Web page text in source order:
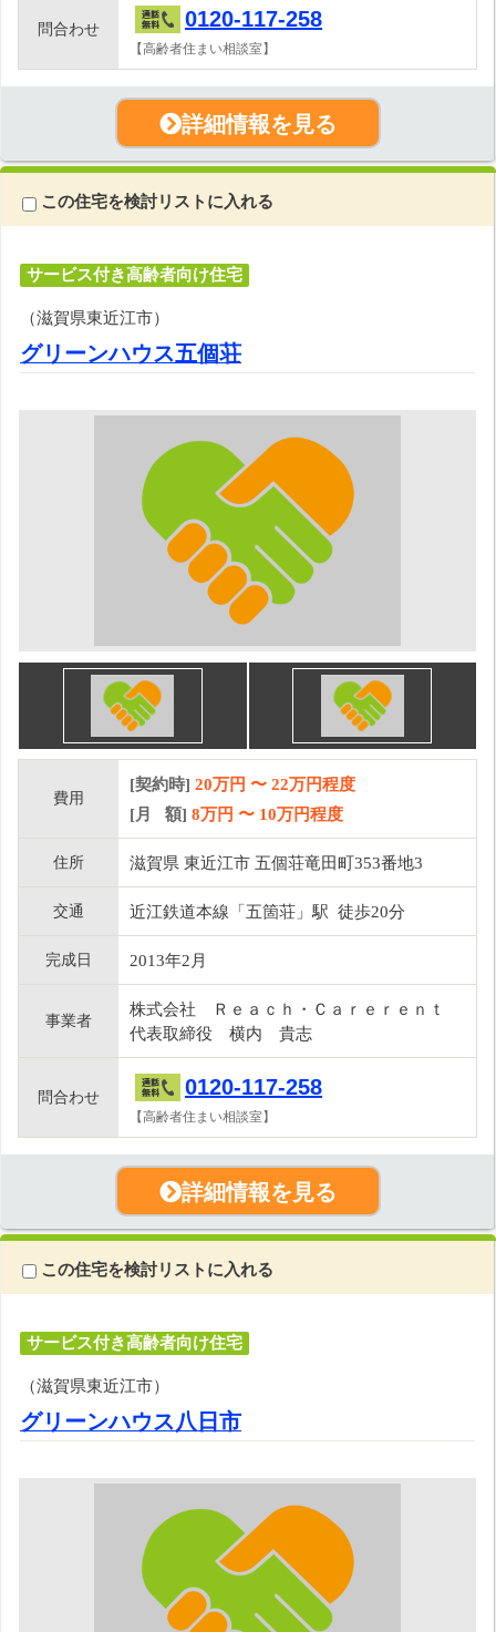
問合わせ 0120-117-258
【高齢者住まい相談室】
詳細情報を見る
この住宅を検討リストに入れる
サービス付き高齢者向け住宅
（滋賀県東近江市）
グリーンハウス五個荘
費用
[契約時] 20万円 〜 22万円程度
[月 額] 8万円 〜 10万円程度
住所 滋賀県 東近江市 五個荘竜田町353番地3
交通 近江鉄道本線「五箇荘」駅 徒歩20分
完成日 2013年2月
事業者
株式会社 Ｒｅａｃｈ・Ｃａｒｅｒｅｎｔ
代表取締役 横内 貴志
問合わせ 0120-117-258
【高齢者住まい相談室】
詳細情報を見る
この住宅を検討リストに入れる
サービス付き高齢者向け住宅
（滋賀県東近江市）
グリーンハウス八日市